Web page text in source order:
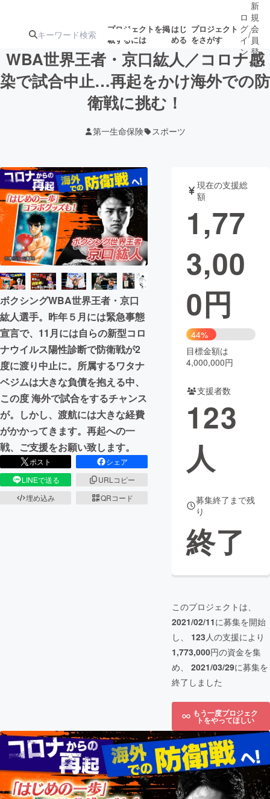
プロジェクトを掲
載するには
はじ
める
プロジェクト
をさがす
注目の新着プロ 募集終了が近いプ
テクノロジー・ガジェット
映像・映画 書籍・雑誌
ビジネス・起業 チャレンジ
まちづくり・地域活性化
CAMPFIRE for Social Good
CAMPFIRE Creation
CAMPFIREふるさと納税machi-ya コミュニティ
ロ
グ
イ
ン
/
新
規
会
員
登
録
WBA世界王者・京口紘人／コロナ感
染で試合中止…再起をかけ海外での防
衛戦に挑む！
第一生命保険 スポーツ
ボクシングWBA世界王者・京口
紘人選手。昨年５月には緊急事態
宣言で、11月には自らの新型コロ
ナウイルス陽性診断で防衛戦が2
度に渡り中止に。所属するワタナ
ベジムは大きな負債を抱える中、
この度 海外で試合をするチャンス
が。しかし、渡航には大きな経費
がかかってきます。再起への一
戦、ご支援をお願い致します。
ポスト
シェア
LINEで送る
URLコピー
埋め込み
QRコード
現在の支援総
額
1,77
3,00
0円
44%
目標金額は
4,000,000円
支援者数
123
人
募集終了まで残
り
終了
このプロジェクトは、
2021/02/11に募集を開始
し、 123人の支援により
1,773,000円の資金を集
め、 2021/03/29に募集を
終了しました
もう一度プロジェク
トをやってほしい